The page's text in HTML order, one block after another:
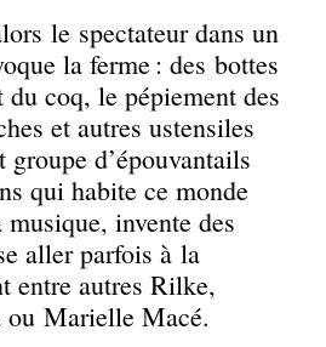
le spectateur dans un
la ferme : des bottes
coq, le pépiement des
et autres ustensiles
d’épouvantails
qui habite ce monde
invente des
aller parfois à la
entre autres Rilke,
ou Marielle Macé.